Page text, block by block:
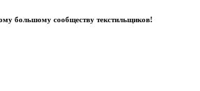
большому сообществу текстильщиков!